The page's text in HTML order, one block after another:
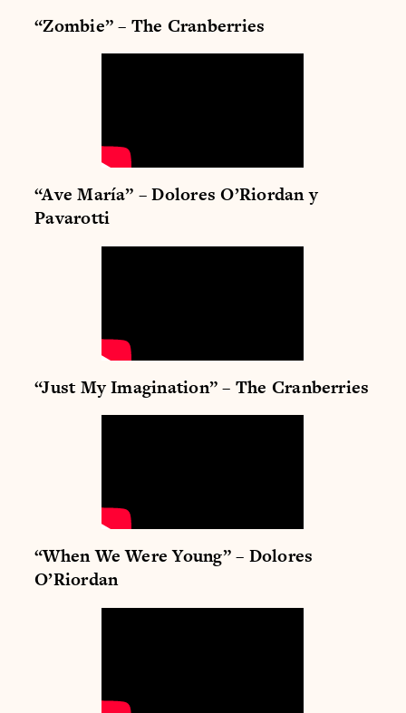
“Zombie” – The Cranberries
“Ave María” – Dolores O’Riordan y
Pavarotti
“Just My Imagination” – The Cranberries
“When We Were Young” – Dolores
O’Riordan